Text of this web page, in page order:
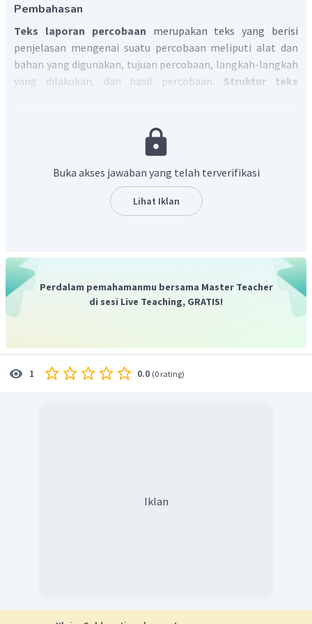
Pembahasan
Teks laporan percobaan merupakan teks yang berisi
penjelasan mengenai suatu percobaan meliputi alat dan
bahan yang digunakan, tujuan percobaan, langkah-langkah
yang dilakukan, dan hasil percobaan. Struktur teks
bahan percobaan, langkah percobaan, hasil, simpulan,
urutan proses yang perlu dilakukan dalam
kegiatan percobaan. Dalam penulisan langkah-langkah
sering kali menggunakan kata kerja aksi.
bagian langkah-langkah.
Dengan demikian, jawaban yang tepat adalah C.
Buka akses jawaban yang telah terverifikasi
Lihat Iklan
Perdalam pemahamanmu bersama Master Teacher
di sesi Live Teaching, GRATIS!
1 0.0 (0 rating)
Iklan